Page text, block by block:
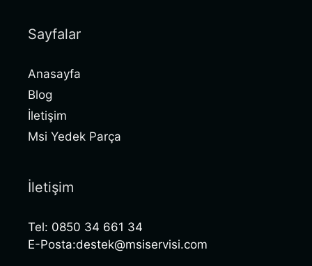
Sayfalar
Anasayfa
Blog
İletişim
Msi Yedek Parça
İletişim
Tel: 0850 34 661 34
E-Posta:destek@msiservisi.com